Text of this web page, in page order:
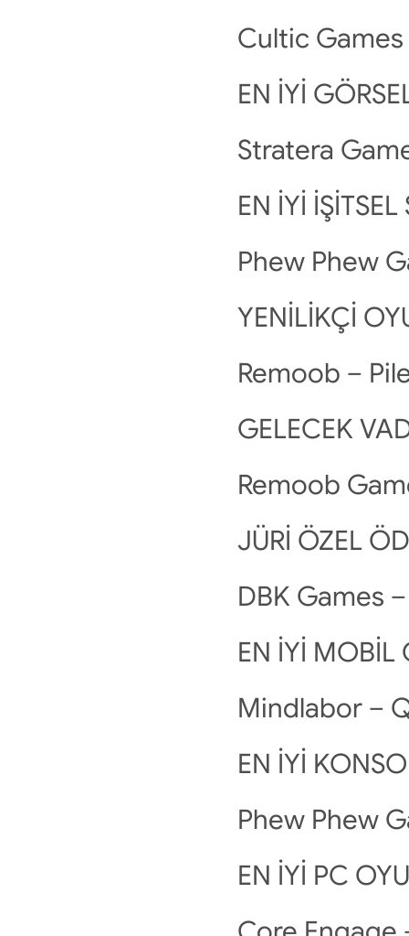
Cultic
EN İYİ
Stratera
EN İYİ
Phew Phew
YENİLİKÇİ
Remoob –
GELECEK
Remoob
JÜRİ ÖZEL
DBK Games
EN İYİ MOBİL
Mindlabor –
EN İYİ
Phew Phew
EN İYİ PC